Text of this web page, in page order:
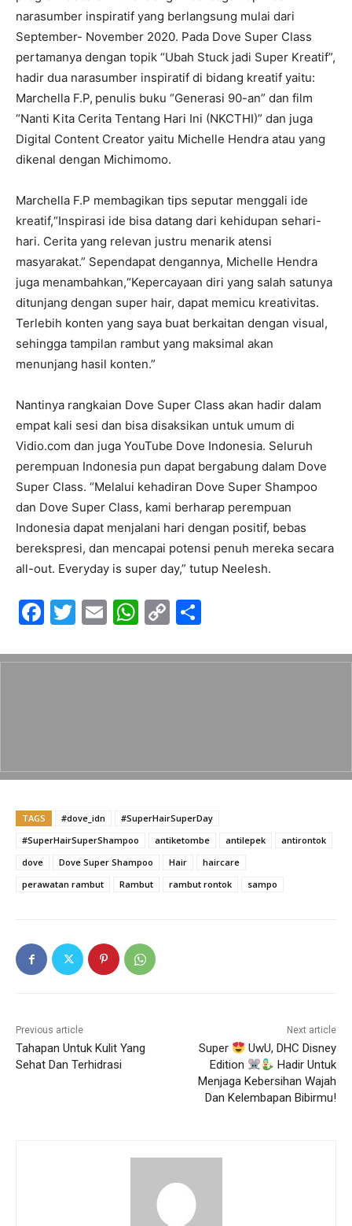
narasumber inspiratif yang berlangsung mulai dari
September- November 2020. Pada Dove Super Class
pertamanya dengan topik “Ubah Stuck jadi Super Kreatif”,
hadir dua narasumber inspiratif di bidang kreatif yaitu:
Marchella F.P, penulis buku “Generasi 90-an” dan film
“Nanti Kita Cerita Tentang Hari Ini (NKCTHI)” dan juga
Digital Content Creator yaitu Michelle Hendra atau yang
dikenal dengan Michimomo.
Marchella F.P membagikan tips seputar menggali ide
kreatif,“Inspirasi ide bisa datang dari kehidupan sehari-
hari. Cerita yang relevan justru menarik atensi
masyarakat.” Sependapat dengannya, Michelle Hendra
juga menambahkan,“Kepercayaan diri yang salah satunya
ditunjang dengan super hair, dapat memicu kreativitas.
Terlebih konten yang saya buat berkaitan dengan visual,
sehingga tampilan rambut yang maksimal akan
menunjang hasil konten.”
Nantinya rangkaian Dove Super Class akan hadir dalam
empat kali sesi dan bisa disaksikan untuk umum di
Vidio.com dan juga YouTube Dove Indonesia. Seluruh
perempuan Indonesia pun dapat bergabung dalam Dove
Super Class. “Melalui kehadiran Dove Super Shampoo
dan Dove Super Class, kami berharap perempuan
Indonesia dapat menjalani hari dengan positif, bebas
berekspresi, dan mencapai potensi penuh mereka secara
all-out. Everyday is super day,” tutup Neelesh.
F
c
o
k
T
itt
E
ai
W
at
p
C
p
k
ar
TAGS #dove_idn
#SuperHairSuperDay
#SuperHairSuperShampoo
antiketombe antilepek
antirontok
dove
Dove Super Shampoo Hair
haircare
perawatan rambut
Rambut rambut rontok sampo
Previous article
Tahapan Untuk Kulit Yang
Sehat Dan Terhidrasi
Next article
Super
UwU, DHC Disney
Edition
Hadir Untuk
Menjaga Kebersihan Wajah
Dan Kelembapan Bibirmu!